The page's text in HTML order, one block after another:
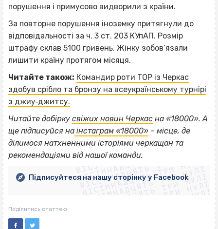
порушення і примусово видворили з країни.
За повторне порушення іноземку притягнули до
відповідальності за ч. 3 ст. 203 КУпАП. Розмір
штрафу склав 5100 гривень. Жінку зобов’язали
лишити країну протягом місяця.
Читайте також: Командир роти ТОР із Черкас
здобув срібло та бронзу на всеукраїнському турнірі
з джиу‐джитсу.
Читайте добірку свіжих новин Черкас на «18000». А
ще підписуйся на інстаграм «18000» – місце, де
ділимося натхненними історіями черкащан та
рекомендаціями від нашої команди.
ВІСІМНАДЦЯТЬ ТРИ НУЛІ
ВІСІМНАДЦЯТЬ ТРИ НУЛІ
ВІСІМНАДЦЯТЬ ТРИ НУЛІ
ВІСІМНАДЦЯТЬ ТРИ НУЛІ
ВІСІМНАДЦЯТЬ ТРИ НУЛІ
ВІСІМНАДЦЯТЬ ТРИ НУЛІ
ВІСІМНАДЦЯТЬ ТРИ НУЛІ
ВІСІМНАДЦЯТЬ ТРИ НУЛІ
Підписуйтеся на нашу сторінку у Facebook
Поділитись статтею